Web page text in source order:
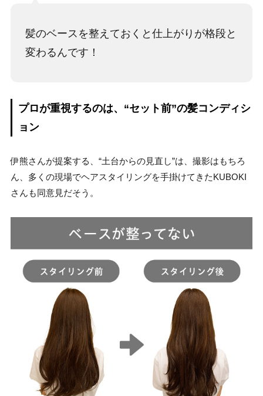
髪のベースを整えておくと仕上がりが格段と
変わるんです！
プロが重視するのは、“セット前”の髪コンディシ
ョン
伊熊さんが提案する、“土台からの見直し”は、撮影はもちろ
ん、多くの現場でヘアスタイリングを手掛けてきたKUBOKI
さんも同意見だそう。